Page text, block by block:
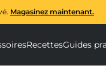
Magasinez maintenant.
à Spirale
Accessoires
RecettesGuides